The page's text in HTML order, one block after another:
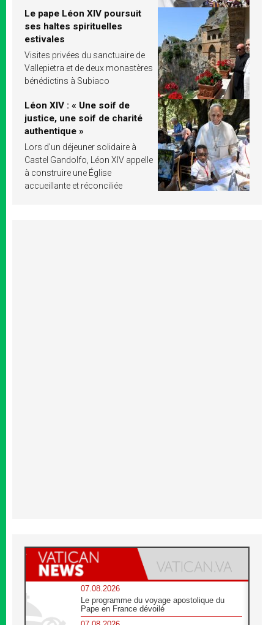
Le pape Léon XIV poursuit
ses haltes spirituelles
estivales
Visites privées du sanctuaire de
Vallepietra et de deux monastères
bénédictins à Subiaco
Léon XIV : « Une soif de
justice, une soif de charité
authentique »
Lors d’un déjeuner solidaire à
Castel Gandolfo, Léon XIV appelle
à construire une Église
accueillante et réconciliée
07.08.2026
Le programme du voyage apostolique du
Pape en France dévoilé